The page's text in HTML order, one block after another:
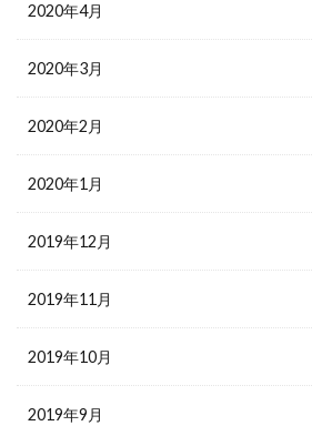
2020年4月
2020年3月
2020年2月
2020年1月
2019年12月
2019年11月
2019年10月
2019年9月